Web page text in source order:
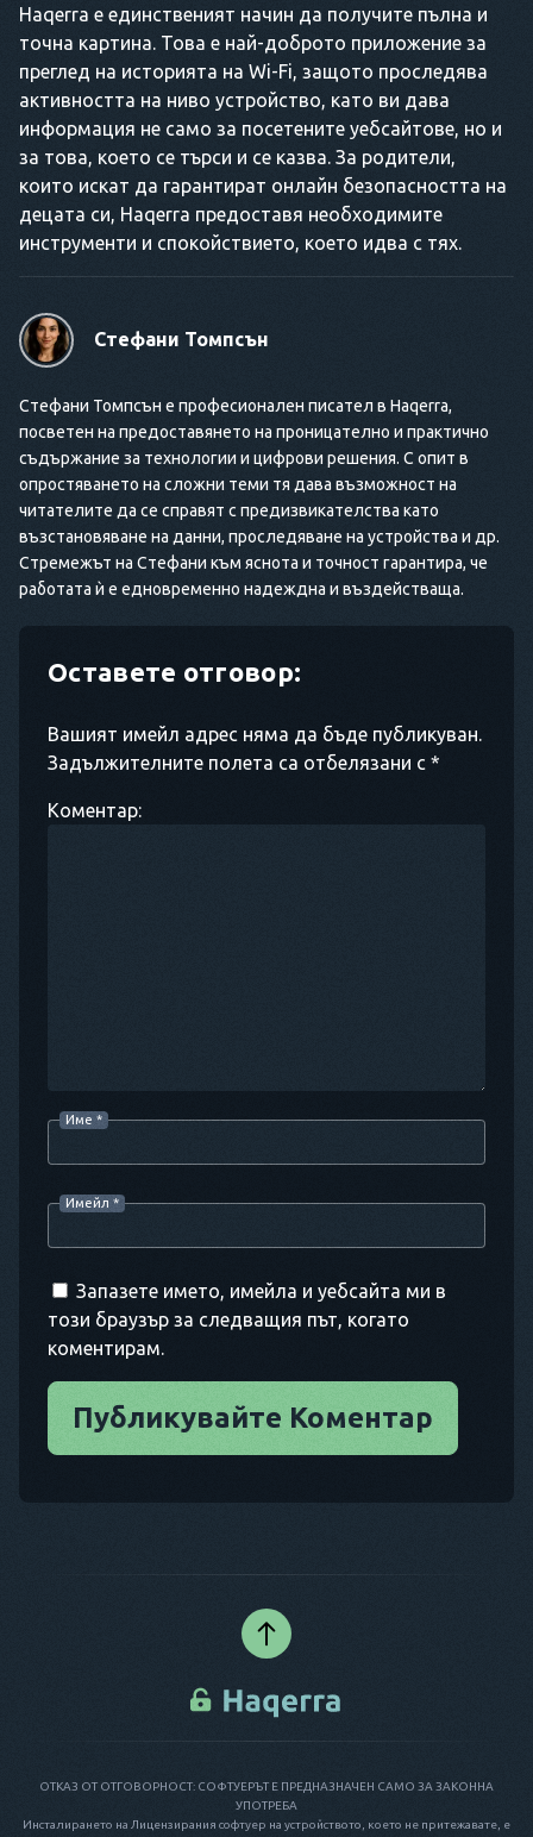
Haqerra е единственият начин да получите пълна и
точна картина. Това е най-доброто приложение за
преглед на историята на Wi-Fi, защото проследява
активността на ниво устройство, като ви дава
информация не само за посетените уебсайтове, но и
за това, което се търси и се казва. За родители,
които искат да гарантират онлайн безопасността на
децата си, Haqerra предоставя необходимите
инструменти и спокойствието, което идва с тях.
Стефани Томпсън
Стефани Томпсън е професионален писател в Haqerra,
посветен на предоставянето на проницателно и практично
съдържание за технологии и цифрови решения. С опит в
опростяването на сложни теми тя дава възможност на
читателите да се справят с предизвикателства като
възстановяване на данни, проследяване на устройства и др.
Стремежът на Стефани към яснота и точност гарантира, че
работата ѝ е едновременно надеждна и въздействаща.
Оставете отговор:
Вашият имейл адрес няма да бъде публикуван.
Задължителните полета са отбелязани с *
Коментар:
Име *
Имейл *
Запазете името, имейла и уебсайта ми в
този браузър за следващия път, когато
коментирам.
Публикувайте Коментар
ОТКАЗ ОТ ОТГОВОРНОСТ: СОФТУЕРЪТ Е ПРЕДНАЗНАЧЕН САМО ЗА ЗАКОННА
УПОТРЕБА
Инсталирането на Лицензирания софтуер на устройството, което не притежавате, е